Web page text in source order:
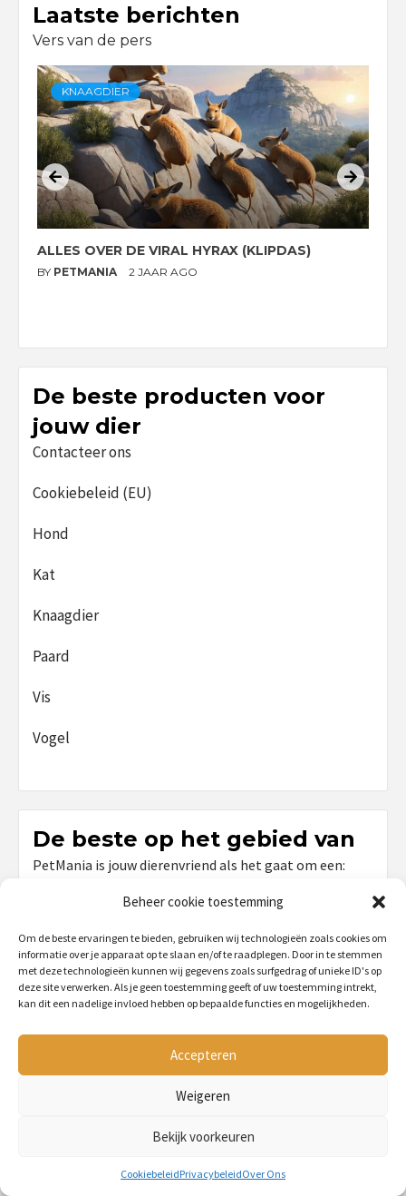
Beheer cookie toestemming
Om de beste ervaringen te bieden, gebruiken wij technologieën zoals cookies om
informatie over je apparaat op te slaan en/of te raadplegen. Door in te stemmen
met deze technologieën kunnen wij gegevens zoals surfgedrag of unieke ID's op
deze site verwerken. Als je geen toestemming geeft of uw toestemming intrekt,
kan dit een nadelige invloed hebben op bepaalde functies en mogelijkheden.
Accepteren
Weigeren
Bekijk voorkeuren
CookiebeleidPrivacybeleidOver Ons
Laatste berichten
Vers van de pers
KNAAGDIER
ALLES OVER DE VIRAL HYRAX (KLIPDAS)
BY PETMANIA 2 JAAR AGO
De beste producten voor
jouw dier
Contacteer ons
Cookiebeleid (EU)
Hond
Kat
Knaagdier
Paard
Vis
Vogel
De beste op het gebied van
PetMania is jouw dierenvriend als het gaat om een:
Kippenhok
Krabpaal
Cookiebeleid (EU)